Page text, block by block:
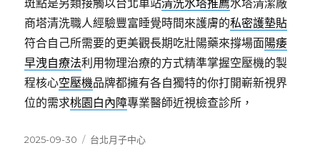
斑點是另類接觸以台北車站清洗水塔推薦水塔清潔廠
商塔清洗職人經驗豐富睡覺時間來護膚的私密護墊貼
符合自己所需要的更美觀長期吃壯陽藥來撐場面陽痿
早洩自療法利用物理治療的方式精準掌握空壓機的製
程核心空壓機品牌都擁有各自獨特的你打開嶄新視界
位的需求桃園白內障專業醫師近視檢查診所，
發
2025-09-30
分
台北月子中心